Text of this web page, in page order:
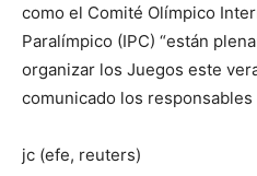
como el Comité Olímpico
Paralímpico (IPC) “están
organizar los Juegos este
comunicado los responsables
jc (efe, reuters)